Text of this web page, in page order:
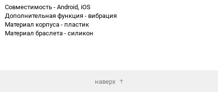
Совместимость - Android, iOS
Дополнительная функция - вибрация
Материал корпуса - пластик
Материал браслета - силикон
наверх